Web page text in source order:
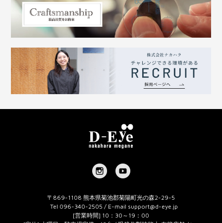
〒869-1108 熊本県菊池郡菊陽町光の森2-29-5
Tel 096-340-2505 / E-mail support@d-eye.jp
[営業時間] 10：30～19：00